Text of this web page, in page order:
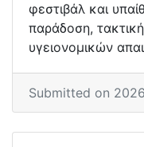
φεστιβάλ και
παράδοση,
υγειονομικών
Submitted on